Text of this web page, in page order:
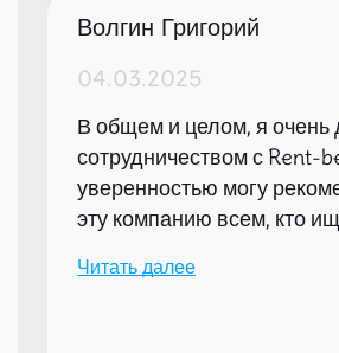
Волгин Григорий
04.03.2025
В общем и целом, я очень
сотрудничеством с Rent-
уверенностью могу
эту компанию всем, кто
мероприятий.
Читать далее